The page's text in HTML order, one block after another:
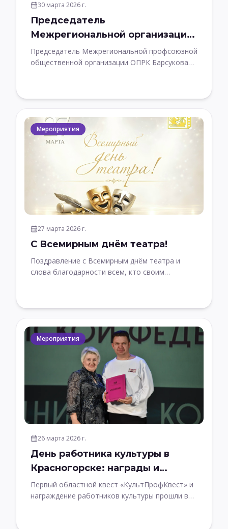
30 марта 2026 г.
Председатель
Межрегиональной организации
приняла участие в Форуме
«Культура малой Родины» в
Председатель Межрегиональной профсоюзной
общественной организации ОПРК Барсукова
Мероприятия
27 марта 2026 г.
С Всемирным днём театра!
Поздравление с Всемирным днём театра и
слова благодарности всем, кто своим
Мероприятия
26 марта 2026 г.
День работника культуры в
Красногорске: награды и
первый «КультПрофКвест»
Первый областной квест «КультПрофКвест» и
награждение работников культуры прошли в